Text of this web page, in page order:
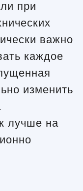
при
важно
каждое
изменить
лучше на